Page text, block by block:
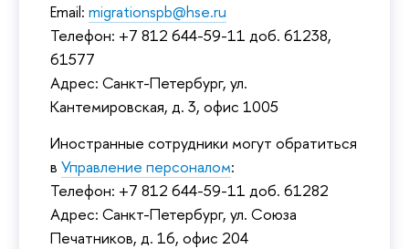
Email: migrationspb@hse.ru
Телефон: +7 812 644-59-11 доб. 61238,
61577
Адрес: Санкт-Петербург, ул.
Кантемировская, д. 3, офис 1005
Иностранные сотрудники могут обратиться
в Управление персоналом:
Телефон: +7 812 644-59-11 доб. 61282
Адрес: Санкт-Петербург, ул. Союза
Печатников, д. 16, офис 204